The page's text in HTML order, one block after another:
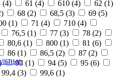
(4) 61 (4) 610 (4) 62 (1)
) 68 (2) 68,5 (3) 69 (5)
(1) 71 (4) 710 (4)
76,5 (1) 77 (3) 78 (2)
80,6 (1) 800 (1) 81 (6)
86 (1) 86,5 (2) 87 (2)
93 (1) 94 (5) 95 (6)
99,4 (3) 99,6 (1)